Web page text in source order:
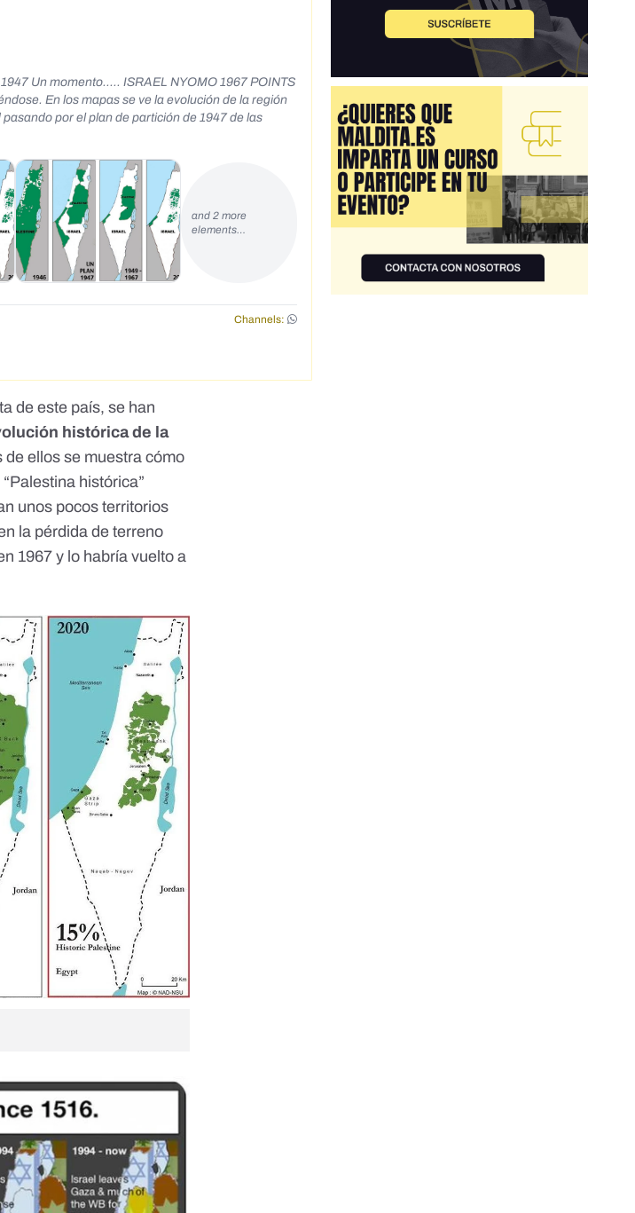
Un momento..... ISRAEL NYOMO 1967 POINTS
la región
por el plan de partición de 1947 de las
and 2 more
elements…
Channels:
de este país, se han
histórica de la
de ellos se muestra cómo
“Palestina histórica”
unos pocos territorios
la pérdida de terreno
1967 y lo habría vuelto a